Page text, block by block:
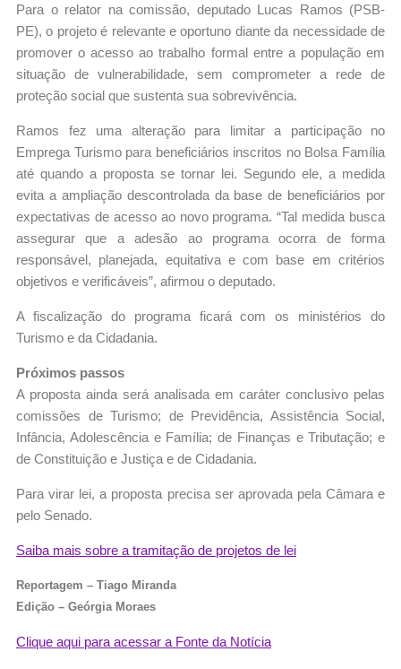
Para o relator na comissão, deputado Lucas Ramos (PSB-
PE), o projeto é relevante e oportuno diante da necessidade de
promover o acesso ao trabalho formal entre a população em
situação de vulnerabilidade, sem comprometer a rede de
proteção social que sustenta sua sobrevivência.
Ramos fez uma alteração para limitar a participação no
Emprega Turismo para beneficiários inscritos no Bolsa Família
até quando a proposta se tornar lei. Segundo ele, a medida
evita a ampliação descontrolada da base de beneficiários por
expectativas de acesso ao novo programa. “Tal medida busca
assegurar que a adesão ao programa ocorra de forma
responsável, planejada, equitativa e com base em critérios
objetivos e verificáveis”, afirmou o deputado.
A fiscalização do programa ficará com os ministérios do
Turismo e da Cidadania.
Próximos passos
A proposta ainda será analisada em caráter conclusivo pelas
comissões de Turismo; de Previdência, Assistência Social,
Infância, Adolescência e Família; de Finanças e Tributação; e
de Constituição e Justiça e de Cidadania.
Para virar lei, a proposta precisa ser aprovada pela Câmara e
pelo Senado.
Saiba mais sobre a tramitação de projetos de lei
Reportagem – Tiago Miranda
Edição – Geórgia Moraes
Clique aqui para acessar a Fonte da Notícia